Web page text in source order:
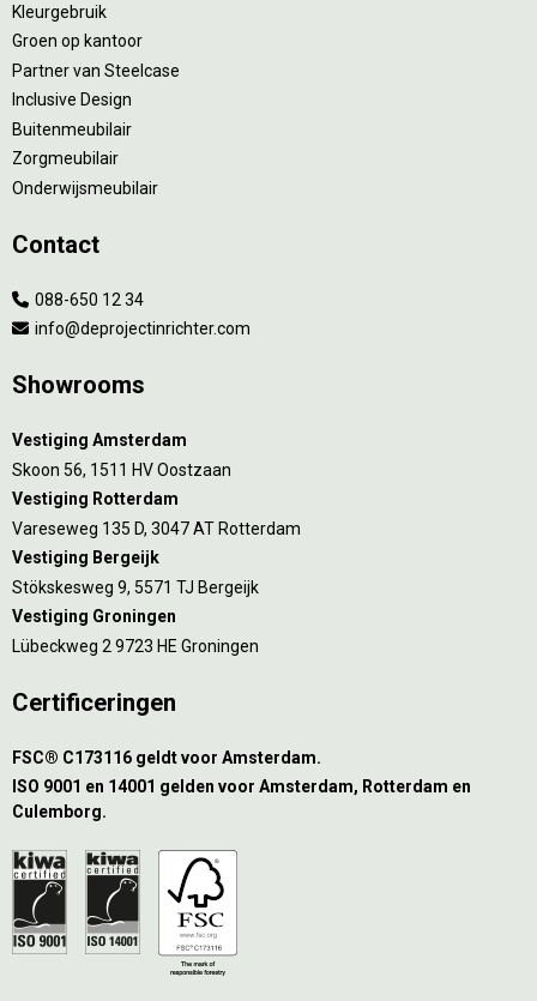
Kleurgebruik
Groen op kantoor
Partner van Steelcase
Inclusive Design
Buitenmeubilair
Zorgmeubilair
Onderwijsmeubilair
Contact
088-650 12 34
info@deprojectinrichter.com
Showrooms
Vestiging Amsterdam
Skoon 56, 1511 HV Oostzaan
Vestiging Rotterdam
Vareseweg 135 D, 3047 AT Rotterdam
Vestiging Bergeijk
Stökskesweg 9, 5571 TJ Bergeijk
Vestiging Groningen
Lübeckweg 2 9723 HE Groningen
Certificeringen
FSC® C173116 geldt voor Amsterdam.
ISO 9001 en 14001 gelden voor Amsterdam, Rotterdam en
Culemborg.